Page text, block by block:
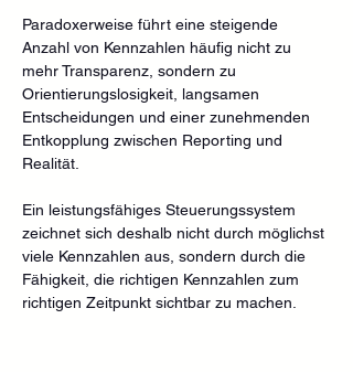
Paradoxerweise führt eine steigende
Anzahl von Kennzahlen häufig nicht zu
mehr Transparenz, sondern zu
Orientierungslosigkeit, langsamen
Entscheidungen und einer zunehmenden
Entkopplung zwischen Reporting und
Realität.
Ein leistungsfähiges Steuerungssystem
zeichnet sich deshalb nicht durch möglichst
viele Kennzahlen aus, sondern durch die
Fähigkeit, die richtigen Kennzahlen zum
richtigen Zeitpunkt sichtbar zu machen.